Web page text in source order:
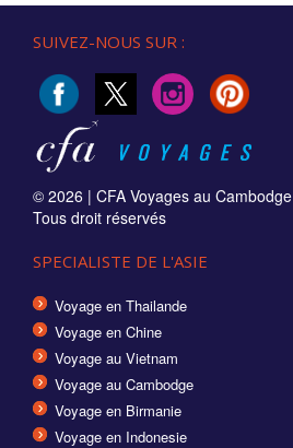
SUIVEZ-NOUS SUR :
© 2026 | CFA Voyages au Cambodge
Tous droit réservés
SPECIALISTE DE L'ASIE
Voyage en Thailande
Voyage en Chine
Voyage au Vietnam
Voyage au Cambodge
Voyage en Birmanie
Voyage en Indonesie